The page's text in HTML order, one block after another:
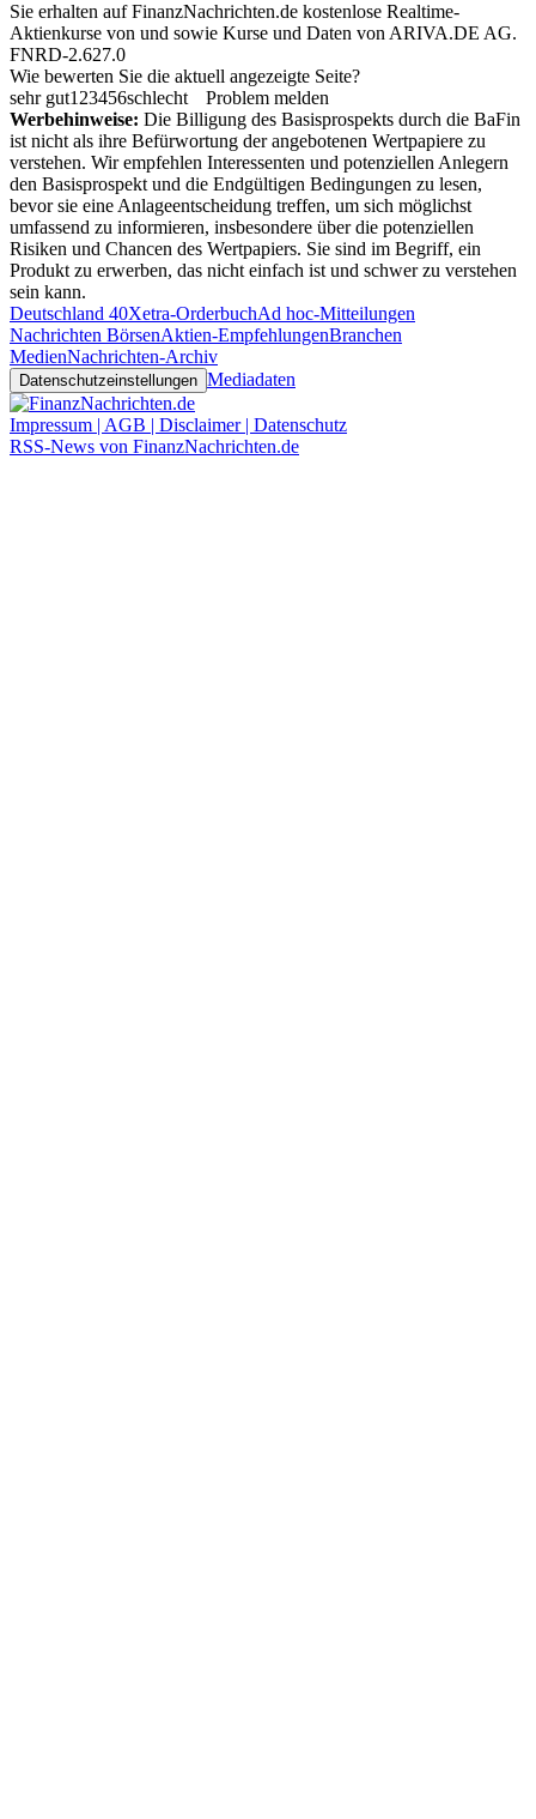
Sie erhalten auf FinanzNachrichten.de kostenlose Realtime-
Aktienkurse von und sowie Kurse und Daten von ARIVA.DE AG.
FNRD-2.627.0
Wie bewerten Sie die aktuell angezeigte Seite?
sehr gut1 23456schlecht
Problem melden
Werbehinweise: Die Billigung des Basisprospekts durch die BaFin
ist nicht als ihre Befürwortung der angebotenen Wertpapiere zu
verstehen. Wir empfehlen Interessenten und potenziellen Anlegern
den Basisprospekt und die Endgültigen Bedingungen zu lesen,
bevor sie eine Anlageentscheidung treffen, um sich möglichst
umfassend zu informieren, insbesondere über die potenziellen
Risiken und Chancen des Wertpapiers. Sie sind im Begriff, ein
Produkt zu erwerben, das nicht einfach ist und schwer zu verstehen
sein kann.
Deutschland 40Xetra-OrderbuchAd hoc-Mitteilungen
Nachrichten BörsenAktien-EmpfehlungenBranchen
MedienNachrichten-Archiv
Datenschutzeinstellungen Mediadaten
Impressum | AGB | Disclaimer | Datenschutz
RSS-News von FinanzNachrichten.de